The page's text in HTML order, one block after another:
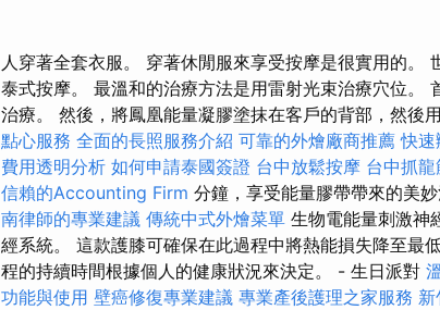
人穿著全套衣服。 穿著休閒服來享受按摩是很實用的。
泰式按摩。 最溫和的治療方法是用雷射光束治療穴位。
治療。 然後，將鳳凰能量凝膠塗抹在客戶的背部，然後
點心服務 全面的長照服務介紹 可靠的外燴廠商推薦 快速
費用透明分析 如何申請泰國簽證 台中放鬆按摩 台中抓
信賴的Accounting Firm 分鐘，享受能量膠帶帶來的美妙
南律師的專業建議 傳統中式外燴菜單 生物電能量刺激神
經系統。 這款護膝可確保在此過程中將熱能損失降至最
程的持續時間根據個人的健康狀況來決定。 - 生日派對
功能與使用 壁癌修復專業建議 專業產後護理之家服務